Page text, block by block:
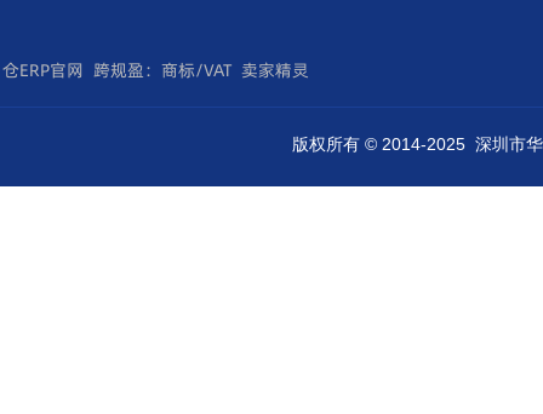
ERP官网 跨规盈：商标/VAT 卖家精灵
版权所有 © 2014-2025 深圳